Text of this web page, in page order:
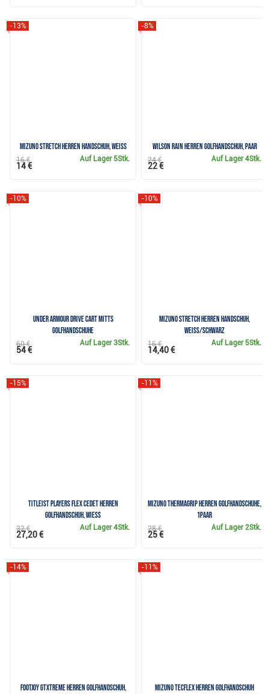
Mizuno Stretch Herren Handschuh, weiss
-13%
Auf Lager 5Stk.
16 €
14 €
Wilson Rain Herren Golfhandschuh, Paar
-8%
Auf Lager4Stk.
24 €
22 €
Under Armour Drive Cart Mitts
Golfhandschuhe
-10%
Auf Lager3Stk.
60 €
54 €
Mizuno Stretch Herren Handschuh,
weiss/schwarz
-10%
Auf Lager 5Stk.
16 €
14,40 €
Titleist Players Flex Cedet Herren
Golfhandschuh, wiess
-15%
Auf Lager4Stk.
32 €
27,20 €
Mizuno Thermagrip Herren Golfhandschuhe,
1Paar
-11%
Auf Lager 2Stk.
28 €
25 €
FootJoy GTxtreme Herren Golfhandschuh,
-14%
Mizuno TecFlex Herren Golfhandschuh
-11%